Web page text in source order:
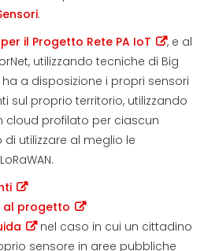
.
il Progetto Rete PA IoT
, e al
utilizzando tecniche di Big
a disposizione i propri sensori
sul proprio territorio, utilizzando
cloud profilato per ciascun
utilizzare al meglio le
al progetto
nel caso in cui un cittadino
sensore in aree pubbliche